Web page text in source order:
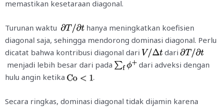
memastikan kesetaraan diagonal.
Turunan waktu
hanya meningkatkan koefisien
diagonal saja, sehingga mendorong dominasi diagonal. Perlu
dicatat bahwa kontribusi diagonal dari
dari
menjadi lebih besar dari pada
dari adveksi dengan
hulu angin ketika
.
Secara ringkas, dominasi diagonal tidak dijamin karena